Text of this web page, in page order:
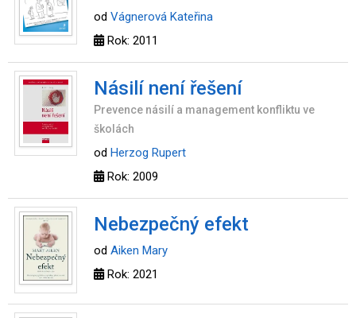
od Vágnerová Kateřina
Rok: 2011
Násilí není řešení
Prevence násilí a management konfliktu ve
školách
od Herzog Rupert
Rok: 2009
Nebezpečný efekt
od Aiken Mary
Rok: 2021